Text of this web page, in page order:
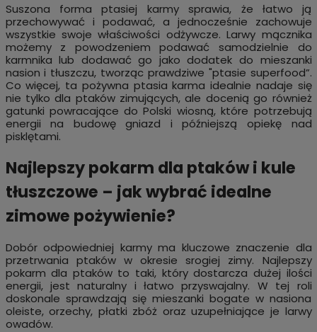
Suszona forma ptasiej karmy sprawia, że łatwo ją
przechowywać i podawać, a jednocześnie zachowuje
wszystkie swoje właściwości odżywcze. Larwy mącznika
możemy z powodzeniem podawać samodzielnie do
karmnika lub dodawać go jako dodatek do mieszanki
nasion i tłuszczu, tworząc prawdziwe "ptasie superfood”.
Co więcej, ta pożywna ptasia karma idealnie nadaje się
nie tylko dla ptaków zimujących, ale docenią go również
gatunki powracające do Polski wiosną, które potrzebują
energii na budowę gniazd i późniejszą opiekę nad
pisklętami.
Najlepszy pokarm dla ptaków i kule
tłuszczowe – jak wybrać idealne
zimowe pożywienie?
Dobór odpowiedniej karmy ma kluczowe znaczenie dla
przetrwania ptaków w okresie srogiej zimy. Najlepszy
pokarm dla ptaków to taki, który dostarcza dużej ilości
energii, jest naturalny i łatwo przyswajalny. W tej roli
doskonale sprawdzają się mieszanki bogate w nasiona
oleiste, orzechy, płatki zbóż oraz uzupełniające je larwy
owadów.